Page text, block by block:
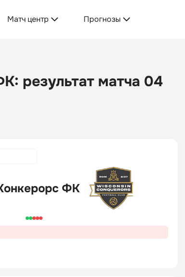
Матч центр Прогнозы
результат матча 04
ФК